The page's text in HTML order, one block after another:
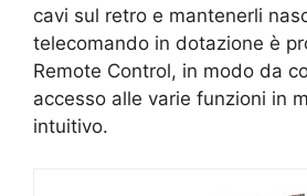
cavi sul retro e mantenerli
telecomando in dotazione è
Remote Control, in modo da
accesso alle varie funzioni in
intuitivo.